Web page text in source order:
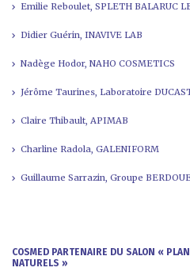
Emilie Reboulet, SPLETH BALARUC
Didier Guérin, INAVIVE LAB
Nadège Hodor, NAHO COSMETICS
Jérôme Taurines, Laboratoire
Claire Thibault, APIMAB
Charline Radola, GALENIFORM
Guillaume Sarrazin, Groupe
COSMED PARTENAIRE DU SALON «
NATURELS »